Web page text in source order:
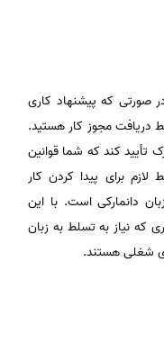
است، تنها در صورتی که پیشنهاد کاری
دریافت مجوز کار هستید.
تأیید کند که شما قوانین
برای پیدا کردن کار
دانمارکی است. با این
که نیاز به تسلط به زبان
شغلی هستند.